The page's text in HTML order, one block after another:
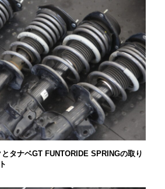
タナベGT FUNTORIDE SPRINGの取り